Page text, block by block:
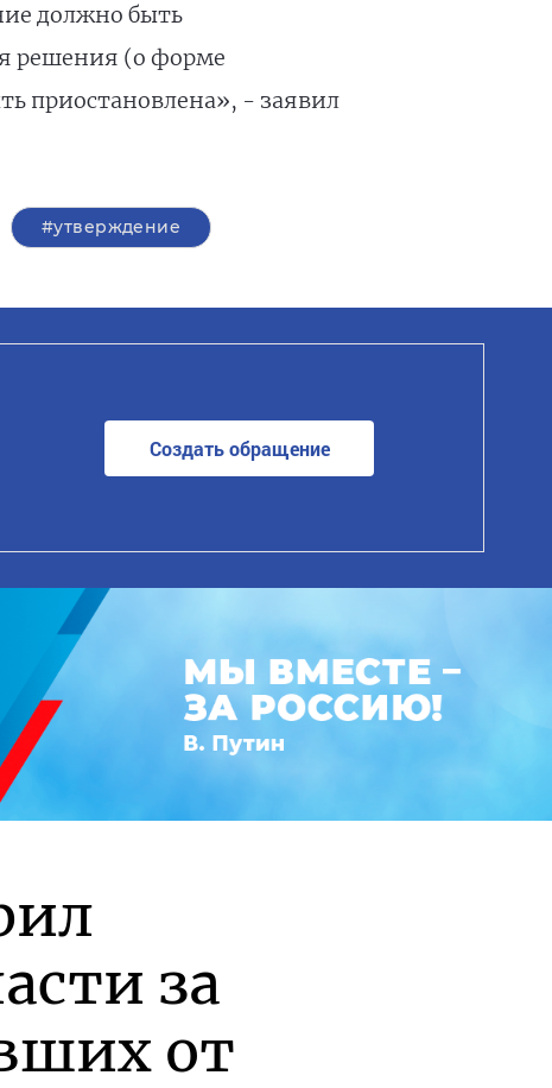
должно быть
решения (о форме
приостановлена», - заявил
#утверждение
Создать обращение
за
от